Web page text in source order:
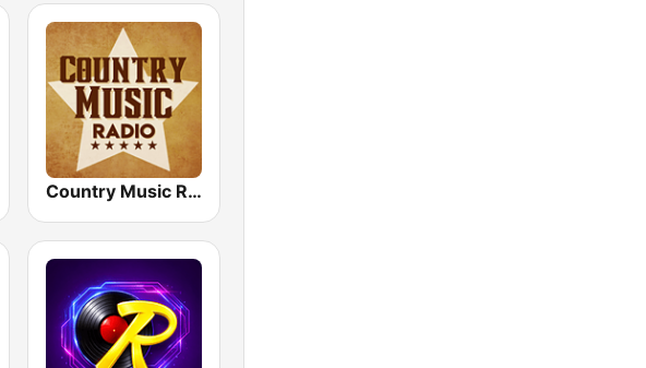
Country Music Radio - Classic Country